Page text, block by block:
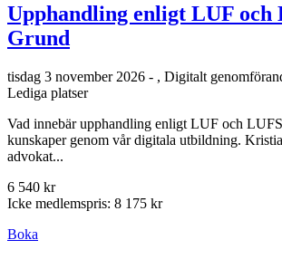
Upphandling enligt LUF och
Grund
tisdag 3 november 2026 - , Digitalt
Lediga platser
Vad innebär upphandling enligt LUF och
kunskaper genom vår digitala utbildning.
advokat...
6 540 kr
Icke medlemspris: 8 175 kr
Boka